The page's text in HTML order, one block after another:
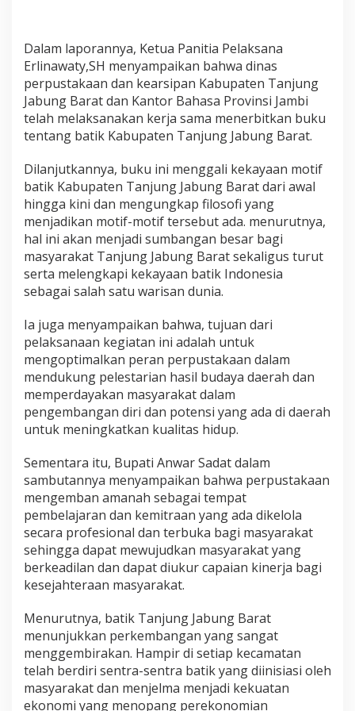
Dalam laporannya, Ketua Panitia Pelaksana
Erlinawaty,SH menyampaikan bahwa dinas
perpustakaan dan kearsipan Kabupaten Tanjung
Jabung Barat dan Kantor Bahasa Provinsi Jambi
telah melaksanakan kerja sama menerbitkan buku
tentang batik Kabupaten Tanjung Jabung Barat.
Dilanjutkannya, buku ini menggali kekayaan motif
batik Kabupaten Tanjung Jabung Barat dari awal
hingga kini dan mengungkap filosofi yang
menjadikan motif-motif tersebut ada. menurutnya,
hal ini akan menjadi sumbangan besar bagi
masyarakat Tanjung Jabung Barat sekaligus turut
serta melengkapi kekayaan batik Indonesia
sebagai salah satu warisan dunia.
Ia juga menyampaikan bahwa, tujuan dari
pelaksanaan kegiatan ini adalah untuk
mengoptimalkan peran perpustakaan dalam
mendukung pelestarian hasil budaya daerah dan
memperdayakan masyarakat dalam
pengembangan diri dan potensi yang ada di daerah
untuk meningkatkan kualitas hidup.
Sementara itu, Bupati Anwar Sadat dalam
sambutannya menyampaikan bahwa perpustakaan
mengemban amanah sebagai tempat
pembelajaran dan kemitraan yang ada dikelola
secara profesional dan terbuka bagi masyarakat
sehingga dapat mewujudkan masyarakat yang
berkeadilan dan dapat diukur capaian kinerja bagi
kesejahteraan masyarakat.
Menurutnya, batik Tanjung Jabung Barat
menunjukkan perkembangan yang sangat
menggembirakan. Hampir di setiap kecamatan
telah berdiri sentra-sentra batik yang diinisiasi oleh
masyarakat dan menjelma menjadi kekuatan
ekonomi yang menopang perekonomian